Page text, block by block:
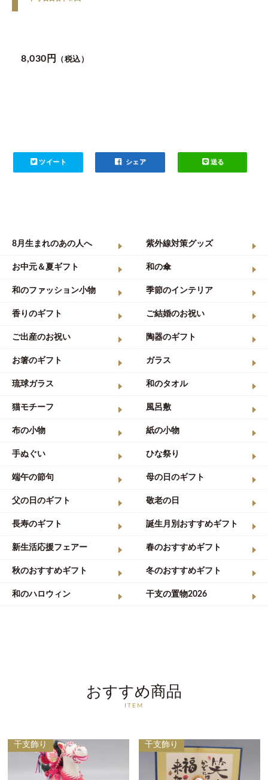
8,030円 （税込）
ツイート シェア 送る
8月生まれのあの人へ 紫外線対策グッズ
お中元＆夏ギフト 和の傘
和のファッション小物 季節のインテリア
香りのギフト ご結婚のお祝い
ご出産のお祝い 陶器のギフト
お箸のギフト ガラス
琉球ガラス 和のタオル
猫モチーフ 風呂敷
布の小物 紙の小物
手ぬぐい ひな祭り
端午の節句 母の日のギフト
父の日のギフト 敬老の日
長寿のギフト 誕生月別おすすめギフト
新生活応援フェアー 春のおすすめギフト
秋のおすすめギフト 冬のおすすめギフト
和のハロウィン 干支の置物2026
おすすめ商品
ITEM
干支飾り 干支飾り